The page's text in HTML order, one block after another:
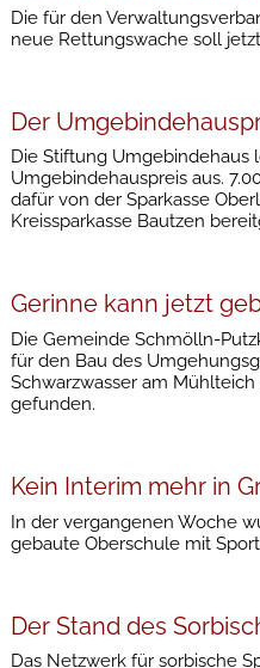
Die für den
neue Rettungswache soll
Der
Die Stiftung Umgebindehaus
Umgebindehauspreis aus.
dafür von der Sparkasse
Kreissparkasse Bautzen
Gerinne kann jetzt
Die Gemeinde Schmölln-
für den Bau des
Schwarzwasser am
gefunden.
Kein Interim mehr in
In der vergangenen Woche
gebaute Oberschule mit
Der Stand des
Das Netzwerk für sorbische